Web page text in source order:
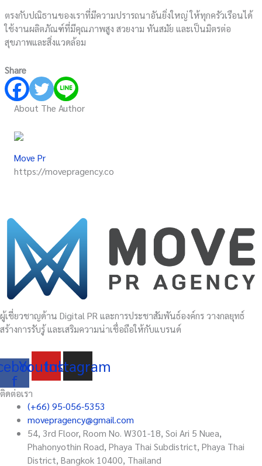
ตรงกับปณิธานของเราที่มีความปรารถนาอันยิ่งใหญ่ ให้ทุกครัวเรือนได้
ใช้งานผลิตภัณฑ์ที่มีคุณภาพสูง สวยงาม ทันสมัย และเป็นมิตรต่อ
สุขภาพและสิ่งแวดล้อม
Share
About The Author
Move Pr
https://movepragency.co
ผู้เชี่ยวชาญด้าน Digital PR และการประชาสัมพันธ์องค์กร วางกลยุทธ์
สร้างการรับรู้ และเสริมความน่าเชื่อถือให้กับแบรนด์
f
Youtube
Instagram
ติดต่อเรา
(+66) 95-056-5353
movepragency@gmail.com
54, 3rd Floor, Room No. W301-18, Soi Ari 5 Nuea,
Phahonyothin Road, Phaya Thai Subdistrict, Phaya Thai
District, Bangkok 10400, Thailand